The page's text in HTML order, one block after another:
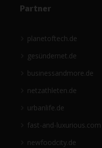
Partner
planetoftech.de
gesündernet.de
businessandmore.de
netzathleten.de
urbanlife.de
fast-and-luxurious.com
newfoodcity.de